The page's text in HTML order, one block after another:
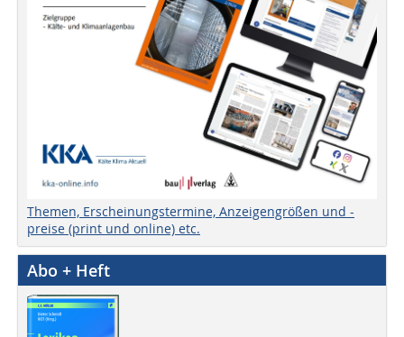
Themen, Erscheinungstermine, Anzeigengrößen und -
preise (print und online) etc.
Abo + Heft